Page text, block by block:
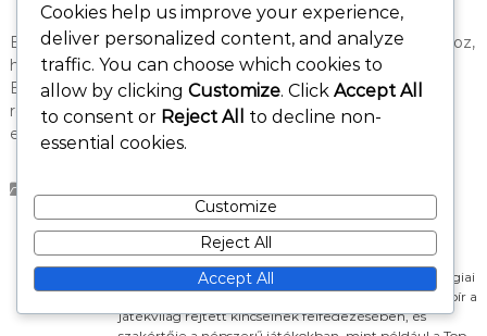
Engedélyezze az értesítéseket ezekhez az alkalmazásokhoz,
hogy értesítéseket kapjon az új promóciókról és kódokról.
Ezenkívül egyes alkalmazások jutalmakat is kínálhatnak a
rendszeres használatért, tovább növelve az esélyeit az
exkluzív kódok megszerzésére.
Clara Monroe
Clara Monroe egy szenvedélyes játékos és technológiai
rajongó Amerika szívéből. Különleges tehetséggel bír a
játékvilág rejtett kincseinek felfedezésében, és
Cookies help us improve your experience,
deliver personalized content, and analyze
traffic. You can choose which cookies to
allow by clicking Customize. Click Accept All
to consent or Reject All
to decline non-
essential cookies.
Customize
Reject All
Accept All